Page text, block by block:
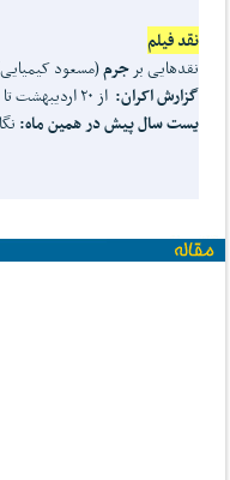
نقد فیلم
نقدهایی برجرم(مسعود
گزارش اکران: از ۲۰ اردیبهشت تا ۲۰ خرداد: «آرامش» پس از «توفان» ب
یست سال پیش در همین ماه: